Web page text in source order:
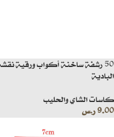
50 رشفة ساخنة أكواب ورقية
البادية
كاسات الشاي والحليب
9.00ر.س